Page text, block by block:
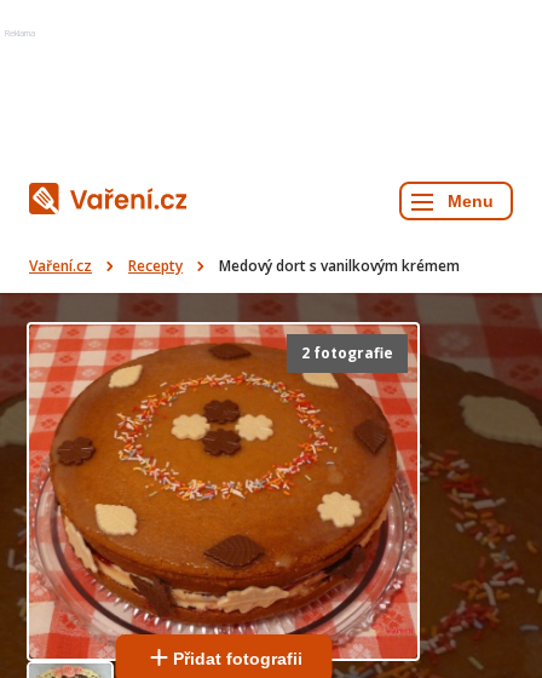
Reklama
Vaření.cz Recepty Medový dort s vanilkovým krémem
2 fotografie
Přidat fotografii